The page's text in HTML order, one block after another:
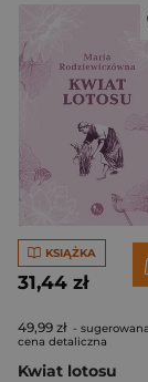
KSIĄŻKA
31,44 zł
49,99 zł - sugerowana
cena detaliczna
Kwiat lotosu